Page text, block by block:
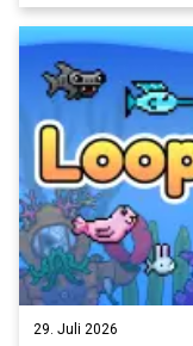
29. Juli 2026